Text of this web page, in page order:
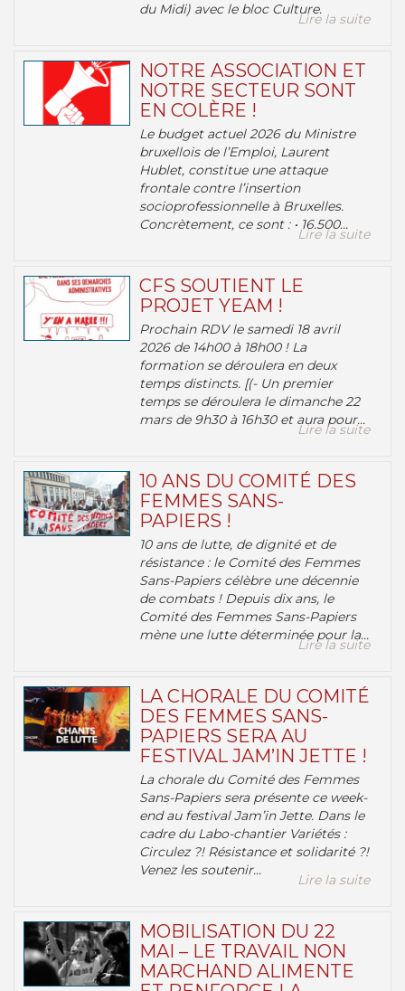
du Midi) avec le bloc Culture.
Lire la suite
NOTRE ASSOCIATION ET
NOTRE SECTEUR SONT
EN COLÈRE !
Le budget actuel 2026 du Ministre
bruxellois de l’Emploi, Laurent
Hublet, constitue une attaque
frontale contre l’insertion
socioprofessionnelle à Bruxelles.
Concrètement, ce sont : • 16.500...
Lire la suite
CFS SOUTIENT LE
PROJET YEAM !
Prochain RDV le samedi 18 avril
2026 de 14h00 à 18h00 ! La
formation se déroulera en deux
temps distincts. [(- Un premier
temps se déroulera le dimanche 22
mars de 9h30 à 16h30 et aura pour...
Lire la suite
10 ANS DU COMITÉ DES
FEMMES SANS-
PAPIERS !
10 ans de lutte, de dignité et de
résistance : le Comité des Femmes
Sans-Papiers célèbre une décennie
de combats ! Depuis dix ans, le
Comité des Femmes Sans-Papiers
mène une lutte déterminée pour la...
Lire la suite
LA CHORALE DU COMITÉ
DES FEMMES SANS-
PAPIERS SERA AU
FESTIVAL JAM’IN JETTE !
La chorale du Comité des Femmes
Sans-Papiers sera présente ce week-
end au festival Jam’in Jette. Dans le
cadre du Labo-chantier Variétés :
Circulez ?! Résistance et solidarité ?!
Venez les soutenir...
Lire la suite
MOBILISATION DU 22
MAI – LE TRAVAIL NON
MARCHAND ALIMENTE